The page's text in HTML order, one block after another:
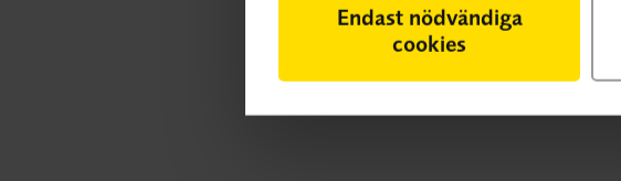
Endast nödvändiga
cookies